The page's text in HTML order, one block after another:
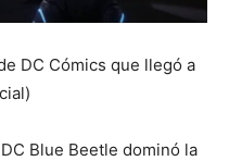
DC Cómics que llegó a
Blue Beetle dominó la